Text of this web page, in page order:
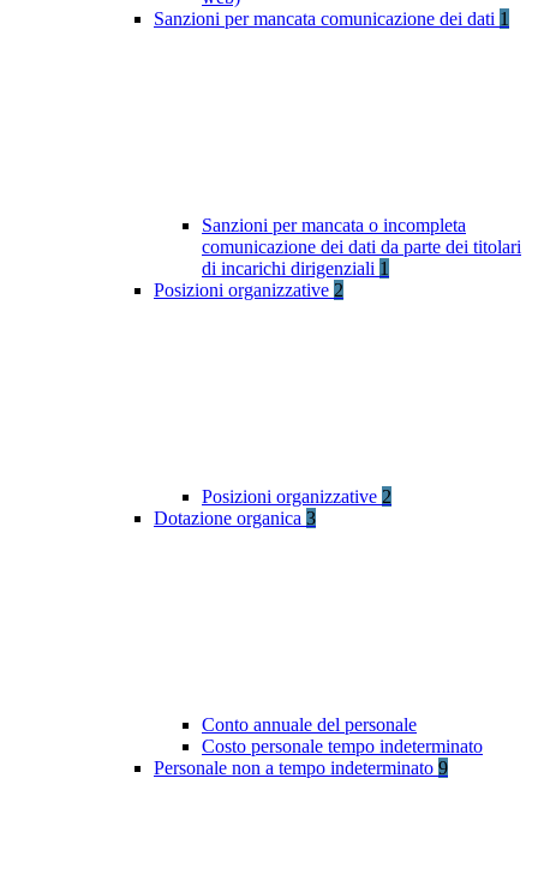
Sanzioni per mancata comunicazione dei dati 1
Sanzioni per mancata o incompleta
comunicazione dei dati da parte dei titolari
di incarichi dirigenziali 1
Posizioni organizzative 2
Posizioni organizzative 2
Dotazione organica 3
Conto annuale del personale
Costo personale tempo indeterminato
Personale non a tempo indeterminato 9